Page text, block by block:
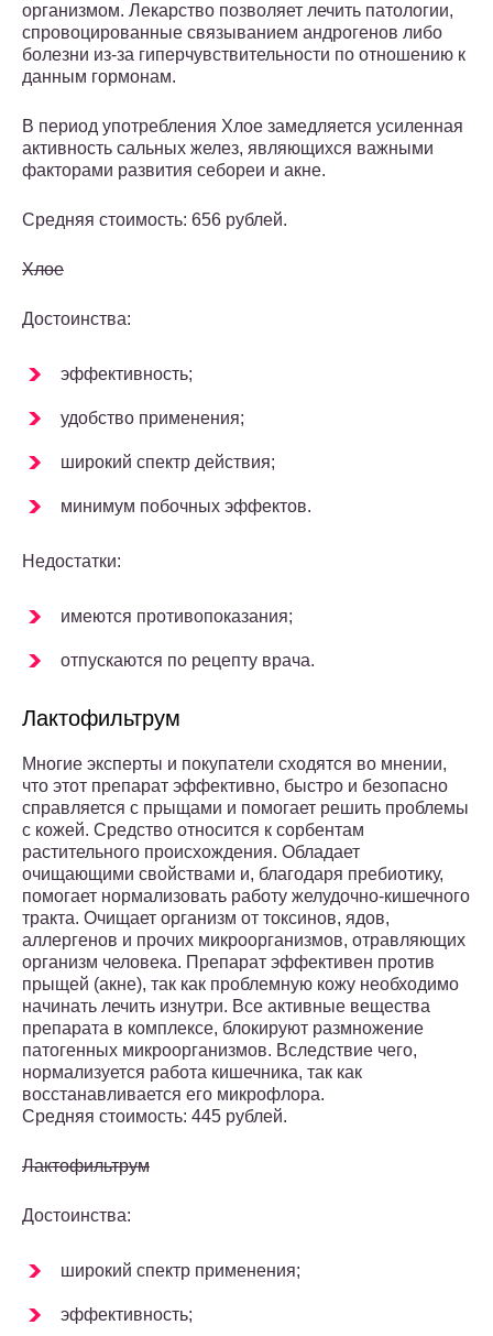
организмом. Лекарство позволяет лечить патологии,
спровоцированные связыванием андрогенов либо
болезни из-за гиперчувствительности по отношению к
данным гормонам.
В период употребления Хлое замедляется усиленная
активность сальных желез, являющихся важными
факторами развития себореи и акне.
Средняя стоимость: 656 рублей.
Хлое
Достоинства:
эффективность;
удобство применения;
широкий спектр действия;
минимум побочных эффектов.
Недостатки:
имеются противопоказания;
отпускаются по рецепту врача.
Лактофильтрум
Многие эксперты и покупатели сходятся во мнении,
что этот препарат эффективно, быстро и безопасно
справляется с прыщами и помогает решить проблемы
с кожей. Средство относится к сорбентам
растительного происхождения. Обладает
очищающими свойствами и, благодаря пребиотику,
помогает нормализовать работу желудочно-кишечного
тракта. Очищает организм от токсинов, ядов,
аллергенов и прочих микроорганизмов, отравляющих
организм человека. Препарат эффективен против
прыщей (акне), так как проблемную кожу необходимо
начинать лечить изнутри. Все активные вещества
препарата в комплексе, блокируют размножение
патогенных микроорганизмов. Вследствие чего,
нормализуется работа кишечника, так как
восстанавливается его микрофлора.
Средняя стоимость: 445 рублей.
Лактофильтрум
Достоинства:
широкий спектр применения;
эффективность;